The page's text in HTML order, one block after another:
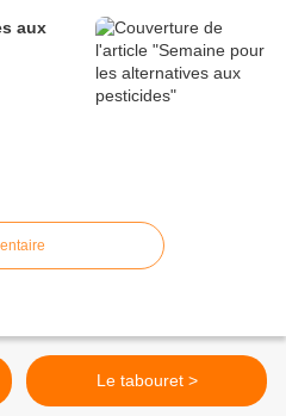
aux
Le tabouret >